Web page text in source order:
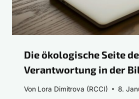
Die ökologische Seite
Verantwortung in der
Von Lora Dimitrova (RCCI) 8.